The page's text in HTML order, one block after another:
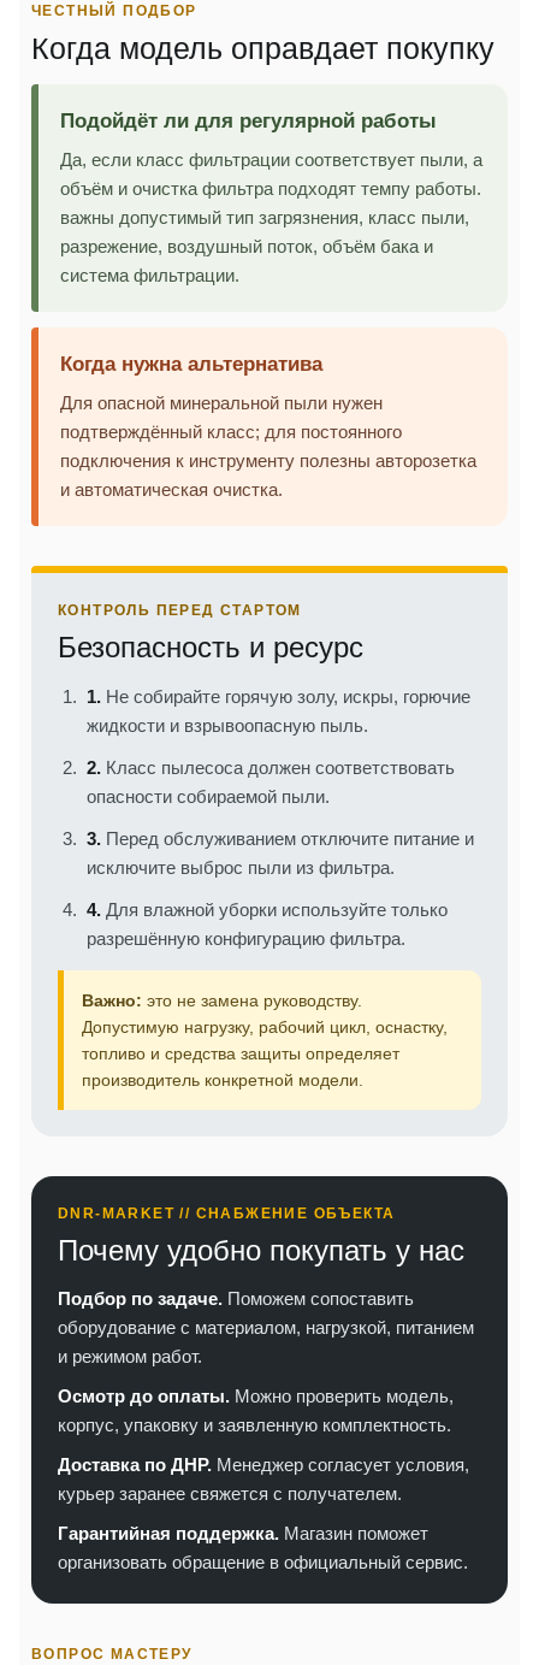
ЧЕСТНЫЙ ПОДБОР
Когда модель оправдает покупку
Подойдёт ли для регулярной работы
Да, если класс фильтрации соответствует пыли, а
объём и очистка фильтра подходят темпу работы.
важны допустимый тип загрязнения, класс пыли,
разрежение, воздушный поток, объём бака и
система фильтрации.
Когда нужна альтернатива
Для опасной минеральной пыли нужен
подтверждённый класс; для постоянного
подключения к инструменту полезны авторозетка
и автоматическая очистка.
КОНТРОЛЬ ПЕРЕД СТАРТОМ
Безопасность и ресурс
1. Не собирайте горячую золу, искры, горючие
жидкости и взрывоопасную пыль.
2. Класс пылесоса должен соответствовать
опасности собираемой пыли.
3. Перед обслуживанием отключите питание и
исключите выброс пыли из фильтра.
4. Для влажной уборки используйте только
разрешённую конфигурацию фильтра.
Важно: это не замена руководству.
Допустимую нагрузку, рабочий цикл, оснастку,
топливо и средства защиты определяет
производитель конкретной модели.
DNR-MARKET // СНАБЖЕНИЕ ОБЪЕКТА
Почему удобно покупать у нас
Подбор по задаче. Поможем сопоставить
оборудование с материалом, нагрузкой, питанием
и режимом работ.
Осмотр до оплаты. Можно проверить модель,
корпус, упаковку и заявленную комплектность.
Доставка по ДНР. Менеджер согласует условия,
курьер заранее свяжется с получателем.
Гарантийная поддержка. Магазин поможет
организовать обращение в официальный сервис.
ВОПРОС МАСТЕРУ